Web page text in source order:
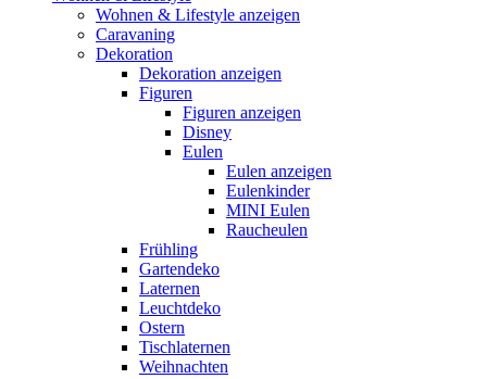
Wohnen & Lifestyle anzeigen
Caravaning
Dekoration
Dekoration anzeigen
Figuren
Figuren anzeigen
Disney
Eulen
Eulen anzeigen
Eulenkinder
MINI Eulen
Raucheulen
Frühling
Gartendeko
Laternen
Leuchtdeko
Ostern
Tischlaternen
Weihnachten